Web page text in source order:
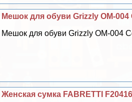
Мешок для обуви Grizzly OM-
Мешок для обуви Grizzly OM-004
Женская сумка FABRETTI